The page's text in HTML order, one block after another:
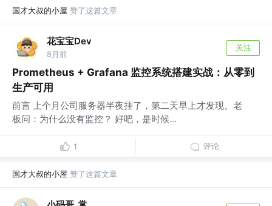
国才大叔的小屋 赞了这篇文章
花宝宝Dev
8月前
关注
Prometheus + Grafana 监控系统搭建实战：从零到
生产可用
前言 上个月公司服务器半夜挂了，第二天早上才发现。老
板问：为什么没有监控？ 好吧，是时候...
1 评论
国才大叔的小屋 赞了这篇文章